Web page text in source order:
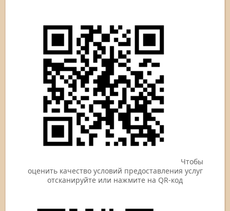
Чтобы
оценить качество условий предоставления услуг
отсканируйте или нажмите на QR-код